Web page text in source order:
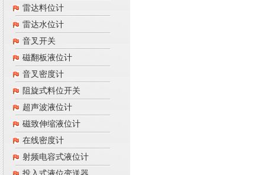
雷达料位计
雷达水位计
音叉开关
磁翻板液位计
音叉密度计
阻旋式料位开关
超声波液位计
磁致伸缩液位计
在线密度计
射频电容式液位计